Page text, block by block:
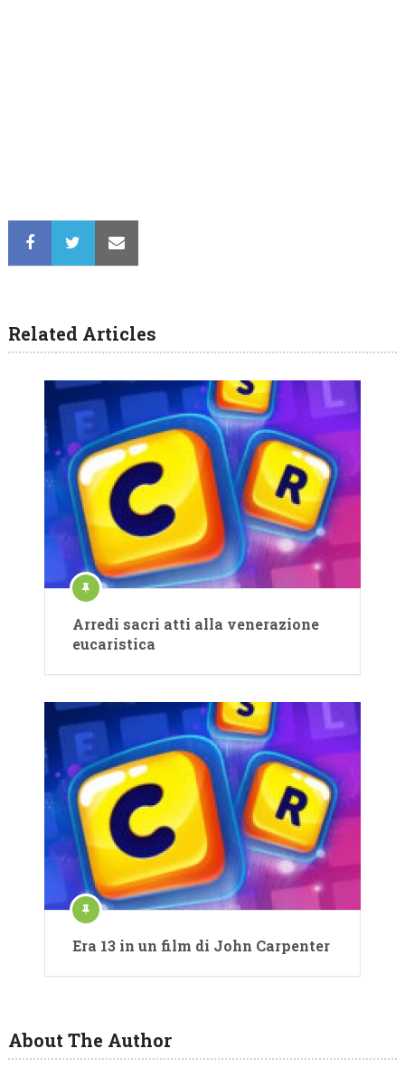
Related Articles
Arredi sacri atti alla venerazione
eucaristica
Era 13 in un film di John Carpenter
About The Author